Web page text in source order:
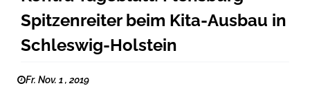
Spitzenreiter beim Kita-Ausbau in
Schleswig-Holstein
Fr. Nov. 1 , 2019